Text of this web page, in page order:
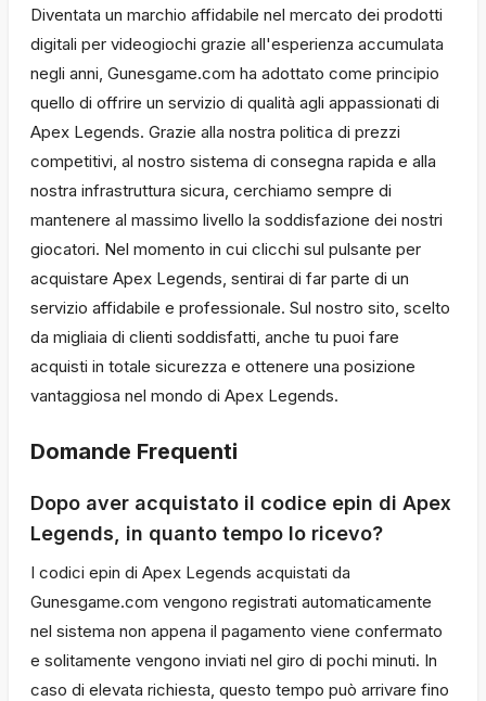
Diventata un marchio affidabile nel mercato dei prodotti
digitali per videogiochi grazie all'esperienza accumulata
negli anni, Gunesgame.com ha adottato come principio
quello di offrire un servizio di qualità agli appassionati di
Apex Legends. Grazie alla nostra politica di prezzi
competitivi, al nostro sistema di consegna rapida e alla
nostra infrastruttura sicura, cerchiamo sempre di
mantenere al massimo livello la soddisfazione dei nostri
giocatori. Nel momento in cui clicchi sul pulsante per
acquistare Apex Legends, sentirai di far parte di un
servizio affidabile e professionale. Sul nostro sito, scelto
da migliaia di clienti soddisfatti, anche tu puoi fare
acquisti in totale sicurezza e ottenere una posizione
vantaggiosa nel mondo di Apex Legends.
Domande Frequenti
Dopo aver acquistato il codice epin di Apex
Legends, in quanto tempo lo ricevo?
I codici epin di Apex Legends acquistati da
Gunesgame.com vengono registrati automaticamente
nel sistema non appena il pagamento viene confermato
e solitamente vengono inviati nel giro di pochi minuti. In
caso di elevata richiesta, questo tempo può arrivare fino